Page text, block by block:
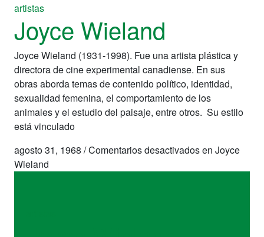
artistas
Joyce Wieland
Joyce Wieland (1931-1998). Fue una artista plástica y
directora de cine experimental canadiense. En sus
obras aborda temas de contenido político, identidad,
sexualidad femenina, el comportamiento de los
animales y el estudio del paisaje, entre otros. Su estilo
está vinculado
agosto 31, 1968 /Comentarios desactivadosen Joyce
Wieland